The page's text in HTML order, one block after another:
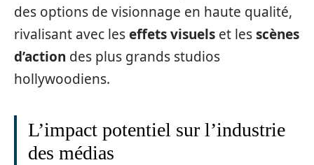
des options de visionnage en haute qualité,
rivalisant avec leseffets visuels et lesscènes
d’action des plus grands studios
hollywoodiens.
L’impact potentiel sur l’industrie
des médias